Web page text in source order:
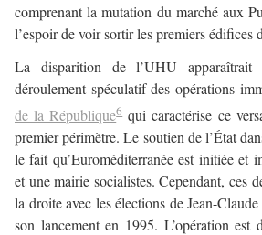
comprenant la mutation du marché aux
l’espoir de voir sortir les premiers édifices
La disparition de l’UHU apparaîtrait
déroulement spéculatif des opérations
de la République6qui caractérise ce
premier périmètre. Le soutien de l’État
le fait qu’Euroméditerranée est initiée et
et une mairie socialistes. Cependant, ces
la droite avec les élections de Jean-
son lancement en 1995. L’opération